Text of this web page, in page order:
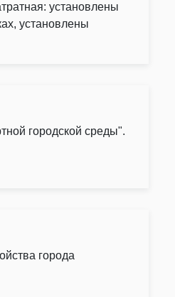
установлены
установлены
городской среды".
города